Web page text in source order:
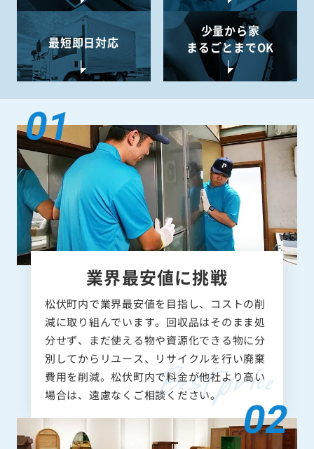
最短即日対応
少量から家
まるごとまでOK
業界最安値に挑戦
松伏町内で業界最安値を目指し、コストの削
減に取り組んでいます。回収品はそのまま処
分せず、まだ使える物や資源化できる物に分
別してからリユース、リサイクルを行い廃棄
費用を削減。松伏町内で料金が他社より高い
場合は、遠慮なくご相談ください。